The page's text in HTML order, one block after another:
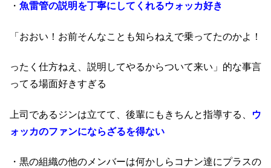
・ 魚雷管の説明を丁寧にしてくれるウォッカ好き
「おおい！お前そんなことも知らねえで乗ってたのかよ！
ったく仕方ねえ、説明してやるからついて来い」的な事言
ってる場面好きすぎる
上司であるジンは立てて、後輩にもきちんと指導する、
ウ
ォッカのファンにならざるを得ない
・黒の組織の他のメンバーは何かしらコナン達にプラスの